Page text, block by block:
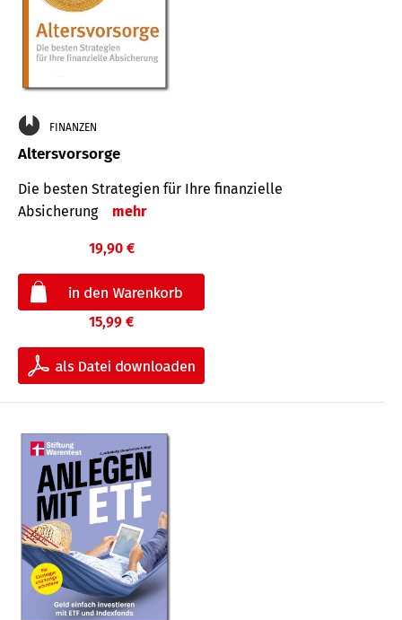
FINANZEN
Altersvorsorge
Die besten Strategien für Ihre finanzielle
Absicherung
mehr
19,90 €
15,99 €